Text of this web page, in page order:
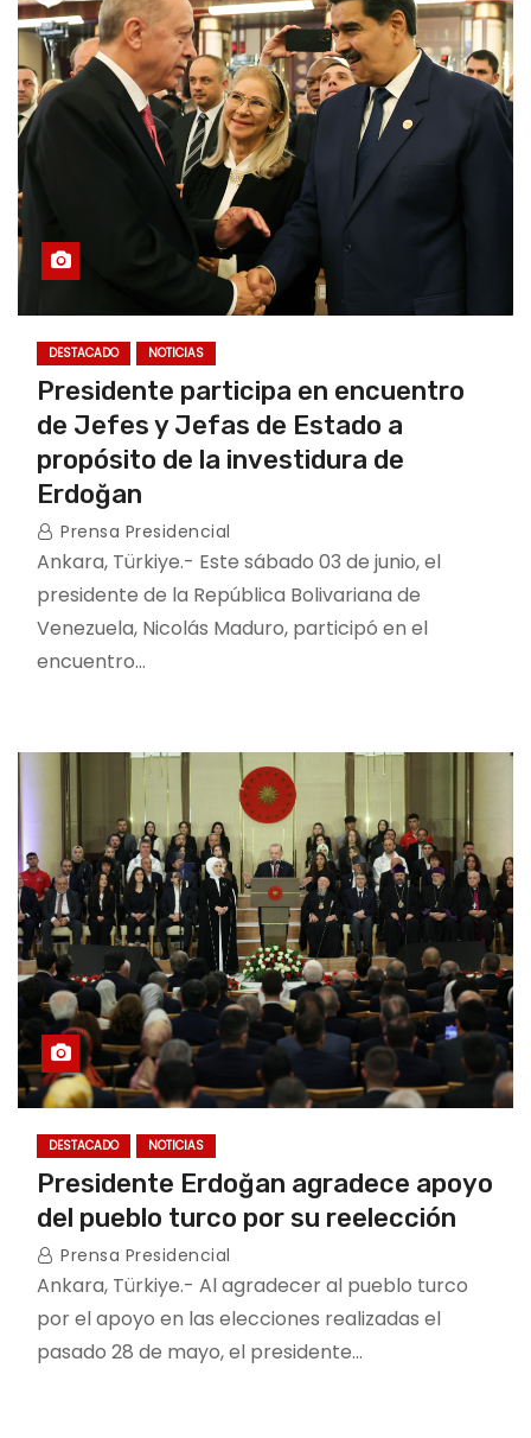
DESTACADO NOTICIAS
Presidente participa en encuentro
de Jefes y Jefas de Estado a
propósito de la investidura de
Erdoğan
Prensa Presidencial
Ankara, Türkiye.- Este sábado 03 de junio, el
presidente de la República Bolivariana de
Venezuela, Nicolás Maduro, participó en el
encuentro…
DESTACADO NOTICIAS
Presidente Erdoğan agradece apoyo
del pueblo turco por su reelección
Prensa Presidencial
Ankara, Türkiye.- Al agradecer al pueblo turco
por el apoyo en las elecciones realizadas el
pasado 28 de mayo, el presidente…